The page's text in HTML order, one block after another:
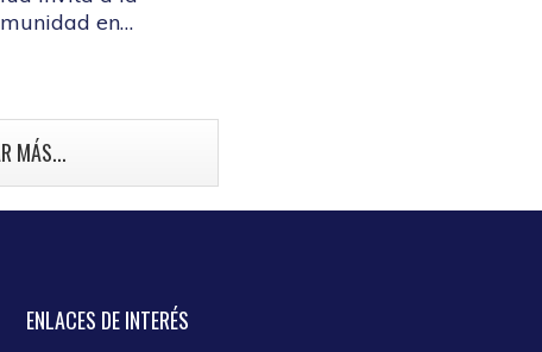
en
vigencia
2024
MÁS...
ENLACES DE INTERÉS